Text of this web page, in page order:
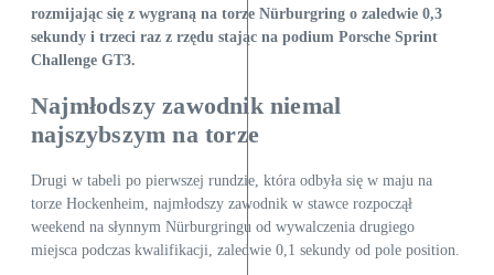
rozmijając się z wygraną na torze Nürburgring o zaledwie 0,3
sekundy i trzeci raz z rzędu stając na podium Porsche Sprint
Challenge GT3.
Najmłodszy zawodnik niemal
najszybszym na torze
Drugi w tabeli po pierwszej rundzie, która odbyła się w maju na
torze Hockenheim, najmłodszy zawodnik w stawce rozpoczął
weekend na słynnym Nürburgringu od wywalczenia drugiego
miejsca podczas kwalifikacji, zaledwie 0,1 sekundy od pole position.